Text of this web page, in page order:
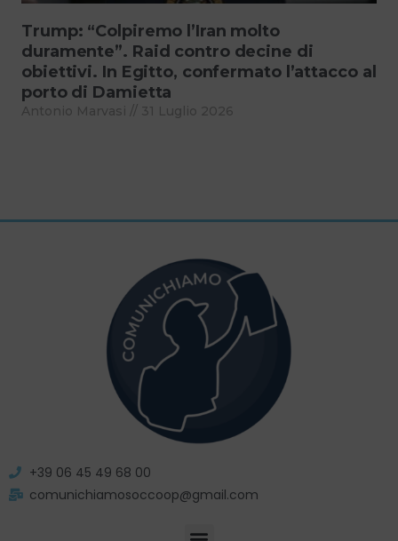
Trump: “Colpiremo l’Iran molto
duramente”. Raid contro decine di
obiettivi. In Egitto, confermato l’attacco al
porto di Damietta
Antonio Marvasi 31 Luglio 2026
+39 06 45 49 68 00
comunichiamosoccoop@gmail.com